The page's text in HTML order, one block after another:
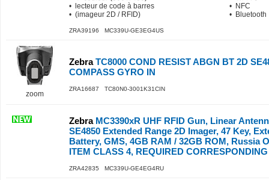
• lecteur de code à barres
• (imageur 2D / RFID)
• NFC
• Bluetooth
ZRA39196 MC339U-GE3EG4US
zoom
ZebraTC8000 COND RESIST ABGN BT 2D
COMPASS GYRO IN
ZRA16687 TC80N0-3001K31CIN
ZebraMC3390xR UHF RFID Gun, Linear
SE4850 Extended Range 2D Imager, 47 Key,
Battery, GMS, 4GB RAM / 32GB ROM, Russia
ITEM CLASS 4, REQUIRED
ZRA42835 MC339U-GE4EG4RU